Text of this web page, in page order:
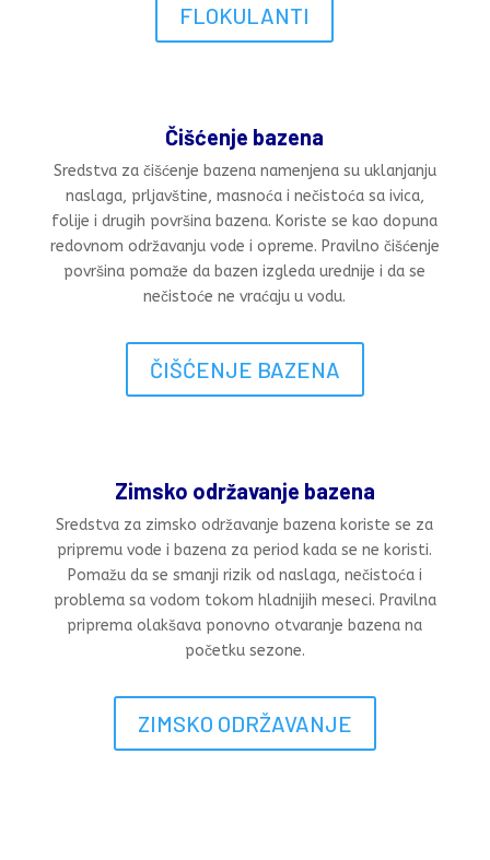
FLOKULANTI
Čišćenje bazena
Sredstva za čišćenje bazena namenjena su uklanjanju
naslaga, prljavštine, masnoća i nečistoća sa ivica,
folije i drugih površina bazena. Koriste se kao dopuna
redovnom održavanju vode i opreme. Pravilno čišćenje
površina pomaže da bazen izgleda urednije i da se
nečistoće ne vraćaju u vodu.
ČIŠĆENJE BAZENA
Zimsko održavanje bazena
Sredstva za zimsko održavanje bazena koriste se za
pripremu vode i bazena za period kada se ne koristi.
Pomažu da se smanji rizik od naslaga, nečistoća i
problema sa vodom tokom hladnijih meseci. Pravilna
priprema olakšava ponovno otvaranje bazena na
početku sezone.
ZIMSKO ODRŽAVANJE